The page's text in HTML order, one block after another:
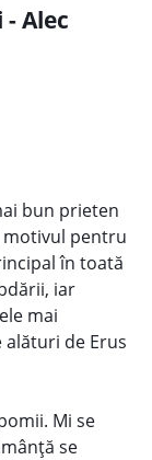
Alec
bun prieten
motivul pentru
în toată
iar
mai
de Erus
Mi se
se